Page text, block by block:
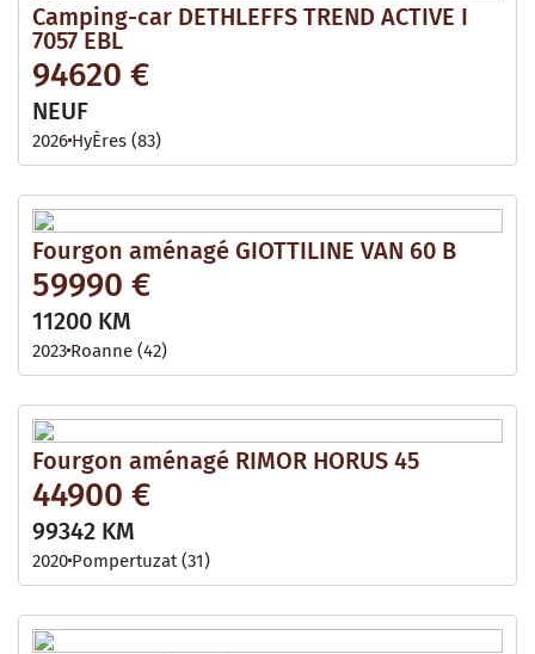
Camping-car DETHLEFFS TREND ACTIVE I
7057 EBL
94620 €
NEUF
2026 HyÈres (83)
Fourgon aménagé GIOTTILINE VAN 60 B
59990 €
11200 KM
2023 Roanne (42)
Fourgon aménagé RIMOR HORUS 45
44900 €
99342 KM
2020 Pompertuzat (31)